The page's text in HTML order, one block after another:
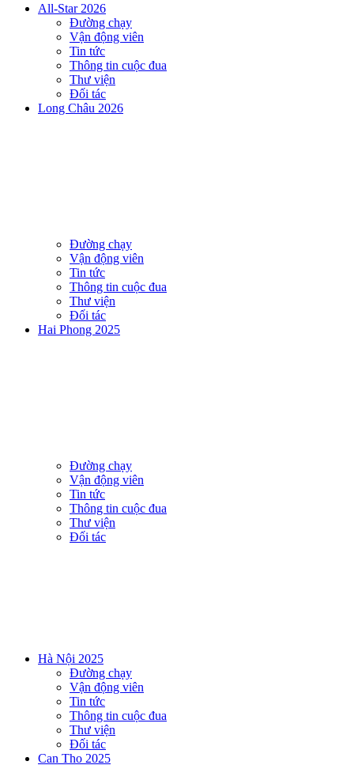
All-Star 2026
Đường chạy
Vận động viên
Tin tức
Thông tin cuộc đua
Thư viện
Đối tác
Long Châu 2026
Đường chạy
Vận động viên
Tin tức
Thông tin cuộc đua
Thư viện
Đối tác
Hai Phong 2025
Đường chạy
Vận động viên
Tin tức
Thông tin cuộc đua
Thư viện
Đối tác
Hà Nội 2025
Đường chạy
Vận động viên
Tin tức
Thông tin cuộc đua
Thư viện
Đối tác
Can Tho 2025